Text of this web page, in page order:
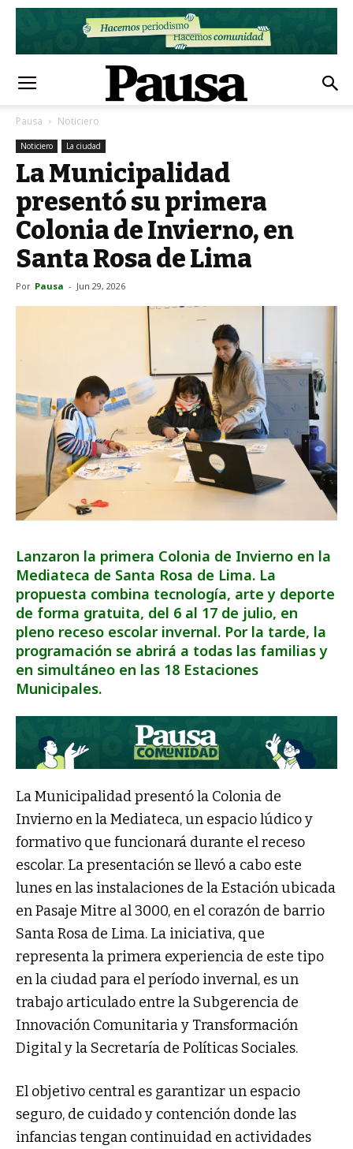
Pausa Noticiero
Noticiero La ciudad
La Municipalidad
presentó su primera
Colonia de Invierno, en
Santa Rosa de Lima
Por Pausa - Jun 29, 2026
Lanzaron la primera Colonia de Invierno en la
Mediateca de Santa Rosa de Lima. La
propuesta combina tecnología, arte y deporte
de forma gratuita, del 6 al 17 de julio, en
pleno receso escolar invernal. Por la tarde, la
programación se abrirá a todas las familias y
en simultáneo en las 18 Estaciones
Municipales.
La Municipalidad presentó la Colonia de
Invierno en la Mediateca, un espacio lúdico y
formativo que funcionará durante el receso
escolar. La presentación se llevó a cabo este
lunes en las instalaciones de la Estación ubicada
en Pasaje Mitre al 3000, en el corazón de barrio
Santa Rosa de Lima. La iniciativa, que
representa la primera experiencia de este tipo
en la ciudad para el período invernal, es un
trabajo articulado entre la Subgerencia de
Innovación Comunitaria y Transformación
Digital y la Secretaría de Políticas Sociales.
El objetivo central es garantizar un espacio
seguro, de cuidado y contención donde las
infancias tengan continuidad en actividades